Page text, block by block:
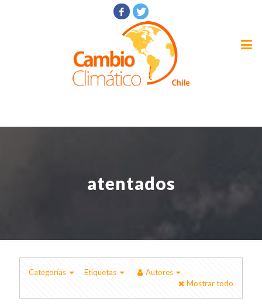
atentados
Categorías Etiquetas
Autores
Mostrar todo